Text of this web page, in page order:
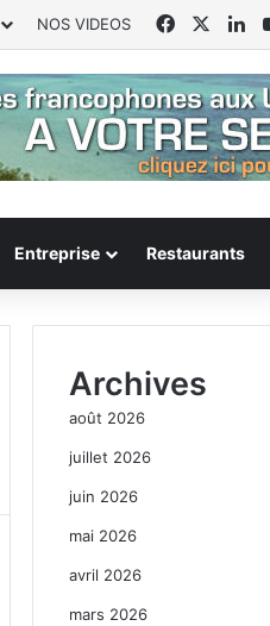
NOS VIDEOS Facebook
Entreprise Restaurants
Archives
août 2026
juillet 2026
juin 2026
mai 2026
avril 2026
mars 2026